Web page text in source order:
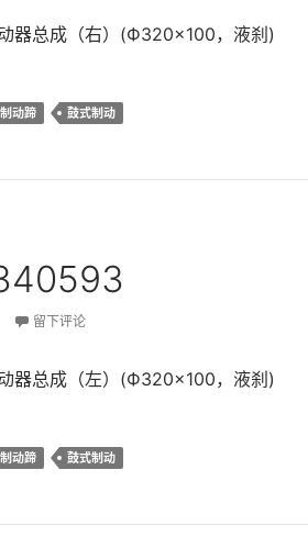
器总成（右）(Ф320×100，液刹)
制动蹄 鼓式制动
留下评论
器总成（左）(Ф320×100，液刹)
制动蹄 鼓式制动